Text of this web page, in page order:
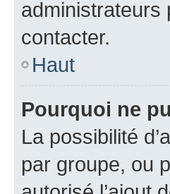
administrateurs
contacter.
Haut
Pourquoi ne
La possibilité
par groupe, ou